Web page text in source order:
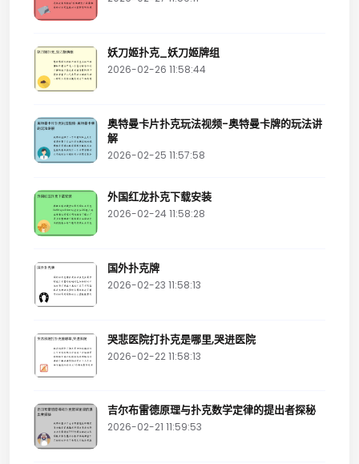
妖刀姬扑克_妖刀姬牌组
2026-02-26 11:58:44
奥特曼卡片扑克玩法视频-奥特曼卡牌的玩法讲
解
2026-02-25 11:57:58
外国红龙扑克下载安装
2026-02-24 11:58:28
国外扑克牌
2026-02-23 11:58:13
哭悲医院打扑克是哪里,哭进医院
2026-02-22 11:58:13
吉尔布雷德原理与扑克数学定律的提出者探秘
2026-02-21 11:59:53